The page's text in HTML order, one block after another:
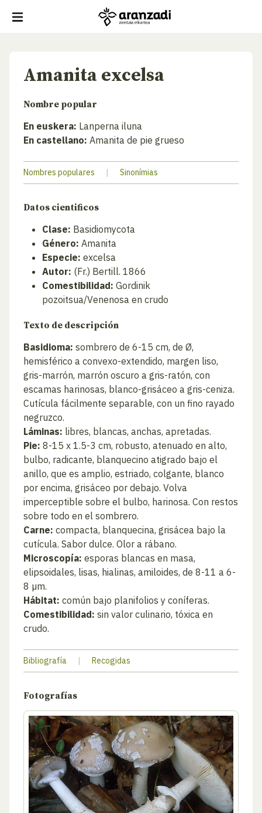
Amanita excelsa
Nombre popular
En euskera: Lanperna iluna
En castellano: Amanita de pie grueso
Nombres populares | Sinonímias
Datos cientificos
Clase: Basidiomycota
Género: Amanita
Especie: excelsa
Autor: (Fr.) Bertill. 1866
Comestibilidad: Gordinik
pozoitsua/Venenosa en crudo
Texto de descripción
Basidioma: sombrero de 6-15 cm, de Ø,
hemisférico a convexo-extendido, margen liso,
gris-marrón, marrón oscuro a gris-ratón, con
escamas harinosas, blanco-grisáceo a gris-ceniza.
Cutícula fácilmente separable, con un fino rayado
negruzco.
Láminas: libres, blancas, anchas, apretadas.
Pie: 8-15 x 1.5-3 cm, robusto, atenuado en alto,
bulbo, radicante, blanquecino atigrado bajo el
anillo, que es amplio, estriado, colgante, blanco
por encima, grisáceo por debajo. Volva
imperceptible sobre el bulbo, harinosa. Con restos
sobre todo en el sombrero.
Carne: compacta, blanquecina, grisácea bajo la
cutícula. Sabor dulce. Olor a rábano.
Microscopía: esporas blancas en masa,
elipsoidales, lisas, hialinas, amiloides, de 8-11 a 6-
8 µm.
Hábitat: común bajo planifolios y coníferas.
Comestibilidad: sin valor culinario, tóxica en
crudo.
Bibliografía | Recogidas
Fotografías